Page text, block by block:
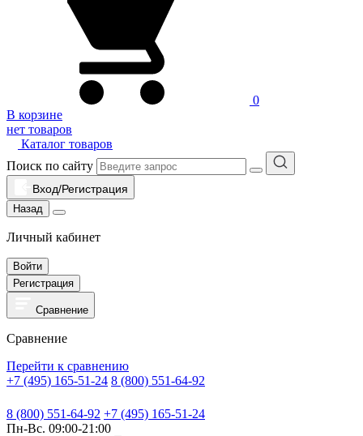
0
В корзине
нет товаров
Каталог товаров
Поиск по сайту
Вход/Регистрация
Назад
Личный кабинет
Войти
Регистрация
Сравнение
Сравнение
Перейти к сравнению
+7 (495) 165-51-24 8 (800) 551-64-92
8 (800) 551-64-92 +7 (495) 165-51-24
Пн-Вс. 09:00-21:00